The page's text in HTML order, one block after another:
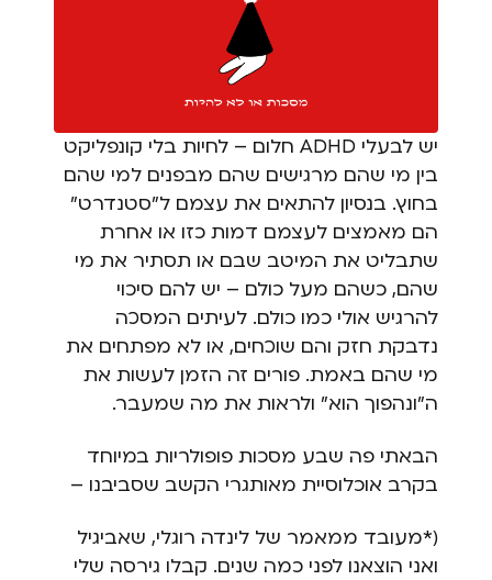
יש לבעלי ADHD חלום – לחיות בלי קונפליקט
בין מי שהם מרגישים שהם מבפנים למי שהם
בחוץ. בנסיון להתאים את עצמם ל"סטנדרט"
הם מאמצים לעצמם דמות כזו או אחרת
שתבליט את המיטב שבם או תסתיר את מי
שהם, כשהם מעל כולם – יש להם סיכוי
להרגיש אולי כמו כולם. לעיתים המסכה
נדבקת חזק והם שוכחים, או לא מפתחים את
מי שהם באמת. פורים זה הזמן לעשות את
ה"ונהפוך הוא" ולראות את מה שמעבר.
הבאתי פה שבע מסכות פופולריות במיוחד
בקרב אוכלוסיית מאותגרי הקשב שסביבנו –
(*מעובד ממאמר של לינדה רוגלי, שאביגיל
ואני הוצאנו לפני כמה שנים. קבלו גירסה שלי